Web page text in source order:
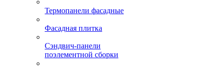
Термопанели фасадные
Фасадная плитка
Сэндвич-панели
поэлементной сборки